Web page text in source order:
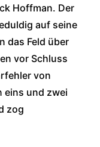
Hoffman. Der
auf seine
das Feld über
vor Schluss
von
eins und zwei
zog